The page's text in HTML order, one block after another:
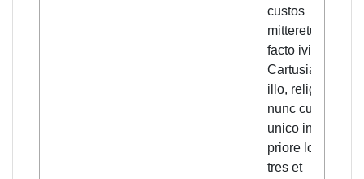
custos
mitteretur; quo
facto ivisse
Cartusiam et ab
illo, religionis
nunc cultore
unico in terris,
priore loci inter
tres et